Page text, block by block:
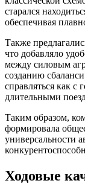
старался
обеспечивая
Также
что добавляло
между силовым
созданию
справляться как с
длительными
Таким образом,
формировала
универсальности
Ходовые